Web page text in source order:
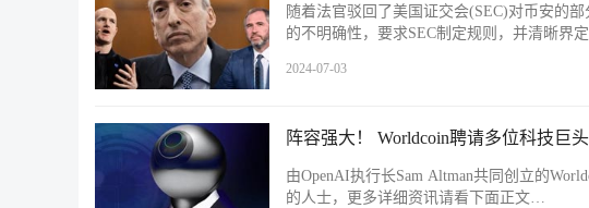
随着法官驳回了美国证交会(SEC)对币安的
的不明确性，要求SEC制定规则，并清晰界
2024-07-03
阵容强大！ Worldcoin聘请多位科技巨
由OpenAI执行长Sam Altman共同创立的
的人士，更多详细资讯请看下面正文…